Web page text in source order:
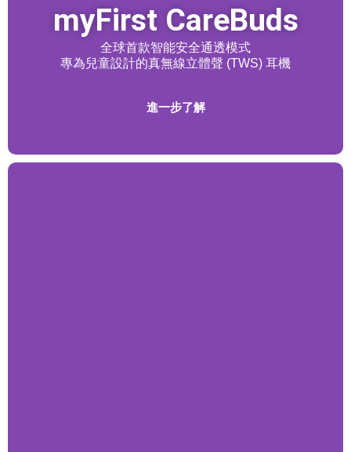
myFirst CareBuds
全球首款智能安全通透模式
專為兒童設計的真無線立體聲 (TWS) 耳機
進一步了解